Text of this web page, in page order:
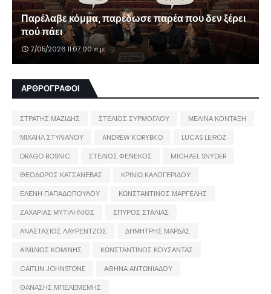
Παρέλαβε κόμμα, παρέδωσε παρέα που δεν ξέρει
πού πάει
7/05/2026 11:07:00 π.μ.
ΑΡΘΡΟΓΡΑΦΟΙ
ΣΤΡΑΤΗΣ ΜΑΖΙΔΗΣ ΣΤΕΛΙΟΣ ΣΥΡΜΟΓΛΟΥ
ΜΕΛΙΝΑ ΚΟΝΤΑΞΗ
ΜΙΧΑΗΛ ΣΤΥΛΙΑΝΟΥ
ANDREW KORYBKO
LUCAS LEIROZ
DRAGO BOSNIC
ΣΤΕΛΙΟΣ ΦΕΝΕΚΟΣ
MICHAEL SNYDER
ΘΕΟΔΩΡΟΣ ΚΑΤΣΑΝΕΒΑΣ
ΚΡΙΝΙΩ ΚΑΛΟΓΕΡΙΔΟΥ
ΕΛΕΝΗ ΠΑΠΑΔΟΠΟΥΛΟΥ
ΚΩΝΣΤΑΝΤΙΝΟΣ ΜΑΡΓΕΛΗΣ
ΖΑΧΑΡΙΑΣ ΜΥΤΙΛΗΝΙΟΣ
ΣΠΥΡΟΣ ΣΤΑΛΙΑΣ
ΑΝΑΣΤΑΣΙΟΣ ΛΑΥΡΕΝΤΖΟΣ
ΔΗΜΗΤΡΗΣ ΜΑΡΔΑΣ
ΑΙΜΙΛΙΟΣ ΚΟΜΙΝΗΣ
ΚΩΝΣΤΑΝΤΙΝΟΣ ΚΟΥΣΑΝΤΑΣ
CAITLIN JOHNSTONE
ΑΘΗΝΑ ΑΝΤΩΝΙΑΔΟΥ
ΘΑΝΑΣΗΣ ΜΠΕΛΕΜΕΜΗΣ